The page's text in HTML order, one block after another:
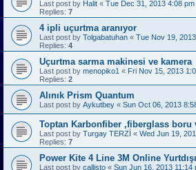
Last post by Halit « Tue Dec 31, 2013 4:08 pm
Replies: 7
4 ipli uçurtma aranıyor
Last post by Tolgabatuhan « Tue Nov 19,
Replies: 4
Uçurtma sarma makinesi ve kamera
Last post by menopiko1 « Fri Nov 15, 2013
Replies: 2
Alınık Prism Quantum
Last post by Aykutbey « Sun Oct 06, 2013
Toptan Karbonfiber ,fiberglass boru
Last post by Turgay TERZİ « Wed Jun 19,
Replies: 7
Power Kite 4 Line 3M Online
Last post by callisto « Sun Jun 16, 2013 11:14